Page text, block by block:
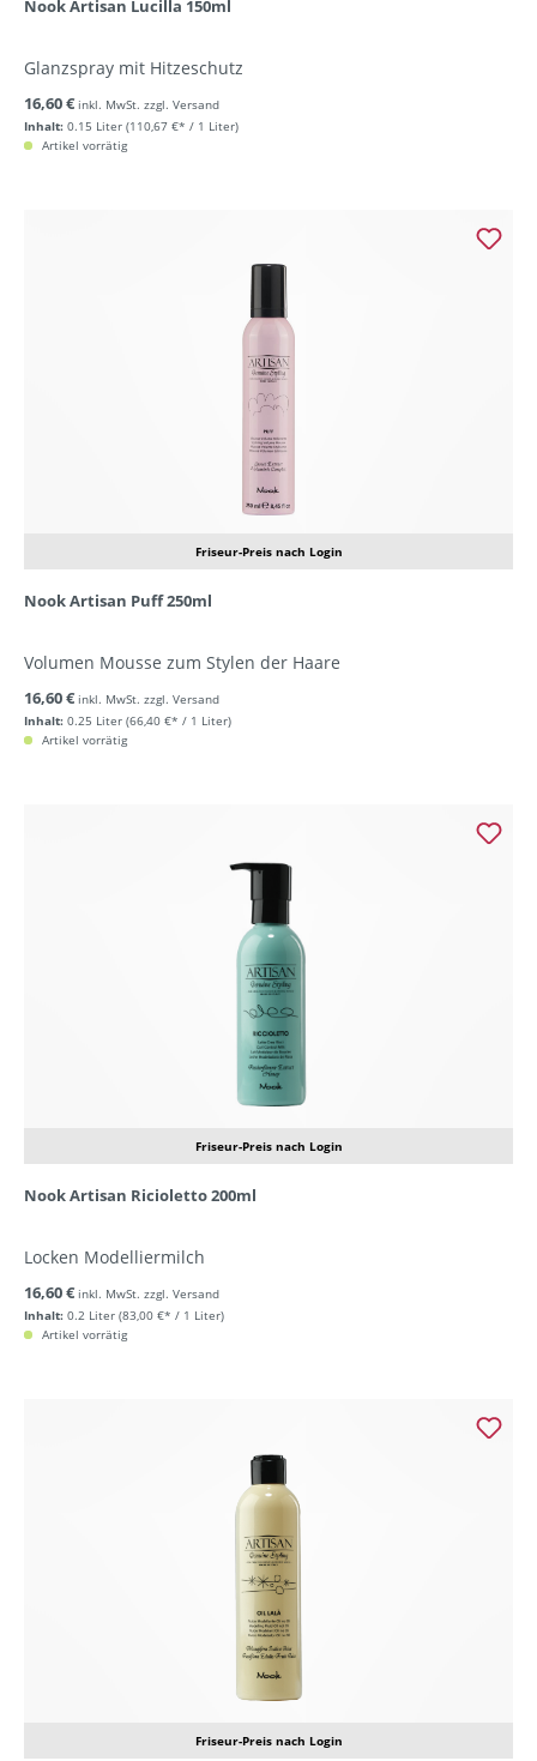
Nook Artisan Lucilla 150ml
Glanzspray mit Hitzeschutz
Inhalt: 0.15 Liter (110,67 €* / 1 Liter)
16,60 € inkl. MwSt. zzgl. Versand
Artikel vorrätig
Friseur-Preis nach Login
Nook Artisan Puff 250ml
Volumen Mousse zum Stylen der Haare
Inhalt: 0.25 Liter (66,40 €* / 1 Liter)
16,60 € inkl. MwSt. zzgl. Versand
Artikel vorrätig
Friseur-Preis nach Login
Nook Artisan Ricioletto 200ml
Locken Modelliermilch
Inhalt: 0.2 Liter (83,00 €* / 1 Liter)
16,60 € inkl. MwSt. zzgl. Versand
Artikel vorrätig
Friseur-Preis nach Login